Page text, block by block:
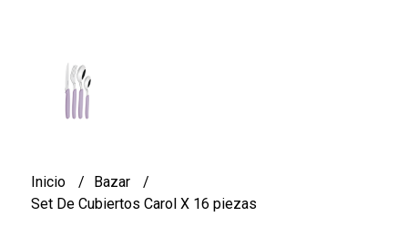
Inicio
Bazar
Set De Cubiertos Carol X 16 piezas